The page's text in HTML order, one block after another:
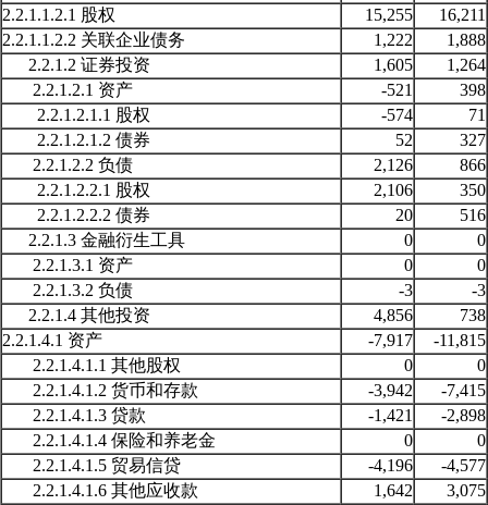
2.2.1.1.2.1 股权
15,255
16,211
2.2.1.1.2.2 关联企业债务
1,222
1,888
2.2.1.2 证券投资
1,605
1,264
2.2.1.2.1 资产
-521
398
2.2.1.2.1.1 股权
-574
71
2.2.1.2.1.2 债券
52
327
2.2.1.2.2 负债
2,126
866
2.2.1.2.2.1 股权
2,106
350
2.2.1.2.2.2 债券
20
516
2.2.1.3 金融衍生工具
0
0
2.2.1.3.1 资产
0
0
2.2.1.3.2 负债
-3
-3
2.2.1.4 其他投资
4,856
738
2.2.1.4.1 资产
-7,917
-11,815
2.2.1.4.1.1 其他股权
0
0
2.2.1.4.1.2 货币和存款
-3,942
-7,415
2.2.1.4.1.3 贷款
-1,421
-2,898
2.2.1.4.1.4 保险和养老金
0
0
2.2.1.4.1.5 贸易信贷
-4,196
-4,577
2.2.1.4.1.6 其他应收款
1,642
3,075